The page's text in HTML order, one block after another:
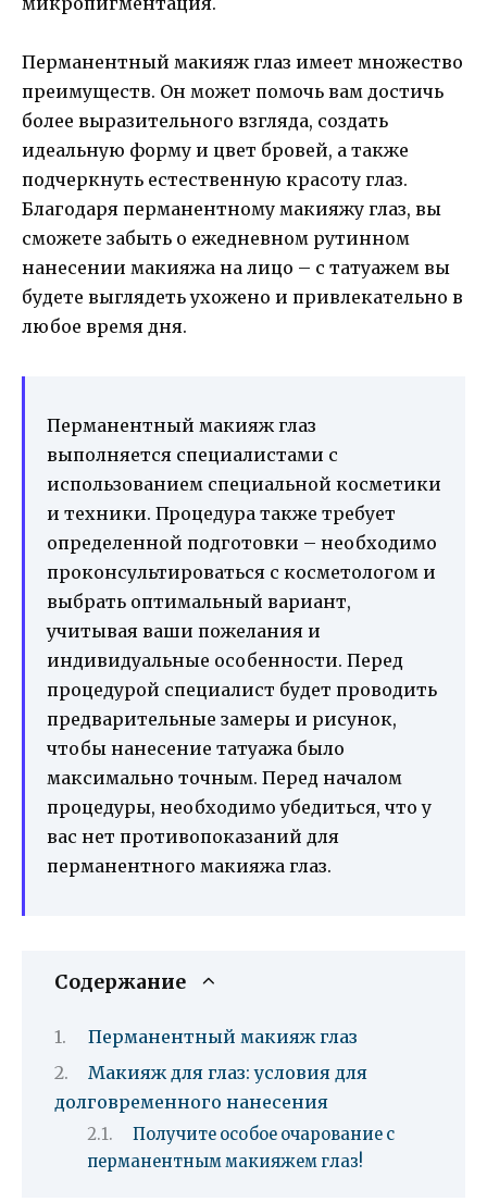
Перманентный макияж глаз имеет множество
преимуществ. Он может помочь вам достичь
более выразительного взгляда, создать
идеальную форму и цвет бровей, а также
подчеркнуть естественную красоту глаз.
Благодаря перманентному макияжу глаз, вы
сможете забыть о ежедневном рутинном
нанесении макияжа на лицо – с татуажем вы
будете выглядеть ухожено и привлекательно в
любое время дня.
Перманентный макияж глаз
выполняется специалистами с
использованием специальной косметики
и техники. Процедура также требует
определенной подготовки – необходимо
проконсультироваться с косметологом и
выбрать оптимальный вариант,
учитывая ваши пожелания и
индивидуальные особенности. Перед
процедурой специалист будет проводить
предварительные замеры и рисунок,
чтобы нанесение татуажа было
максимально точным. Перед началом
процедуры, необходимо убедиться, что у
вас нет противопоказаний для
перманентного макияжа глаз.
Содержание
Перманентный макияж глаз
Макияж для глаз: условия для
долговременного нанесения
Получите особое очарование с
перманентным макияжем глаз!